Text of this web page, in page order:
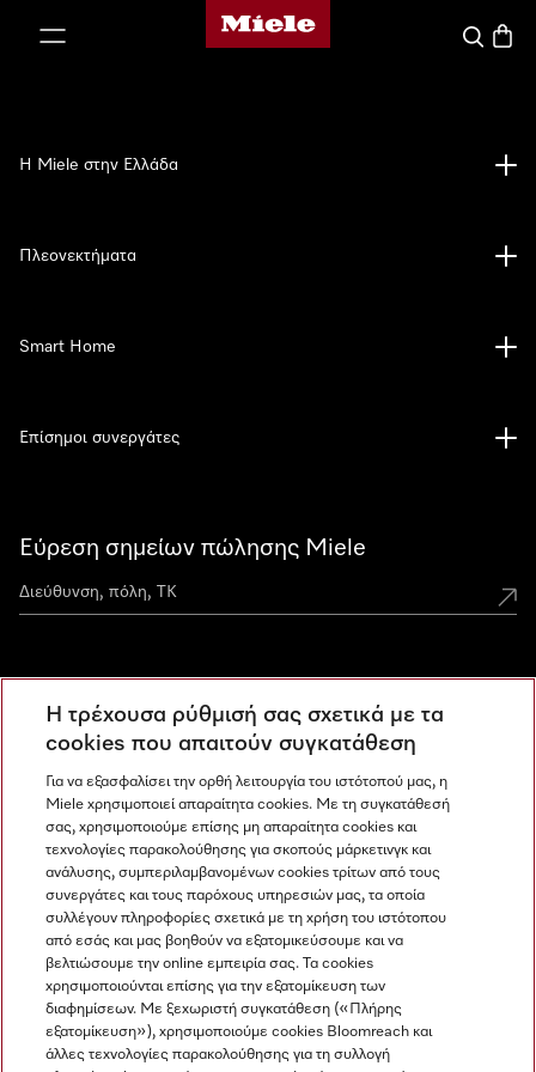
Αρχική σελίδα της Miele
Εύρεση σημείων πώλησης Miele
Ανακαλύψτε τα Miele Experience Center
Newsletter
Η Miele στην Ελλάδα
Πλεονεκτήματα
Smart Home
Επίσημοι συνεργάτες
Miele στο Instagram
Miele στο Facebook
Miele στο Youtube
Η τρέχουσα ρύθμισή σας σχετικά με τα
cookies που απαιτούν συγκατάθεση
Για να εξασφαλίσει την ορθή λειτουργία του ιστότοπού μας, η
Miele χρησιμοποιεί απαραίτητα cookies. Με τη συγκατάθεσή
σας, χρησιμοποιούμε επίσης μη απαραίτητα cookies και
τεχνολογίες παρακολούθησης για σκοπούς μάρκετινγκ και
ανάλυσης, συμπεριλαμβανομένων cookies τρίτων από τους
συνεργάτες και τους παρόχους υπηρεσιών μας, τα οποία
συλλέγουν πληροφορίες σχετικά με τη χρήση του ιστότοπου
από εσάς και μας βοηθούν να εξατομικεύσουμε και να
βελτιώσουμε την online εμπειρία σας. Τα cookies
χρησιμοποιούνται επίσης για την εξατομίκευση των
διαφημίσεων. Με ξεχωριστή συγκατάθεση («Πλήρης
εξατομίκευση»), χρησιμοποιούμε cookies Bloomreach και
άλλες τεχνολογίες παρακολούθησης για τη συλλογή